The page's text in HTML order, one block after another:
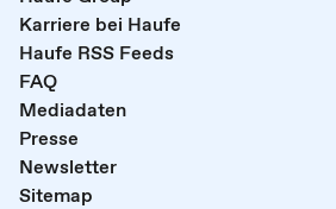
Karriere bei Haufe
Haufe RSS Feeds
FAQ
Mediadaten
Presse
Newsletter
Sitemap